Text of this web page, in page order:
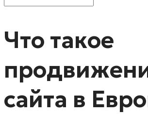
Что такое
сайта в